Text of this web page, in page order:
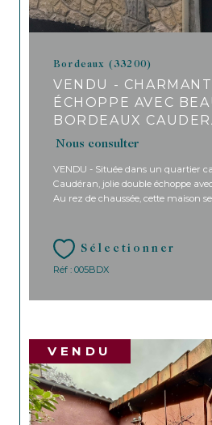
Bordeaux (33200)
VENDU -
ÉCHOPPE AVEC
BORDEAUX
Nous consulter
VENDU - Située dans un quartier
Caudéran, jolie double échoppe
Au rez de chaussée, cette maison
Sélectionner
Réf : 005BDX
VENDU